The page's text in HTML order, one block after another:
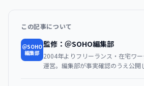
この記事について
＠SOHO
編集部
監修：＠SOHO編集部
2004年よりフリーランス・在宅ワ
運営。編集部が事実確認のうえ公開